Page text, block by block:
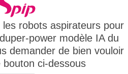
robots aspirateurs pour
power modèle IA du
demander de bien vouloir
bouton ci-dessous